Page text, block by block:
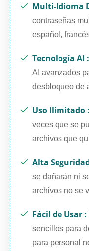
Multi-Idioma
contraseñas
español,
Tecnología AI :
AI avanzados
desbloqueo de
Uso Ilimitado :
veces que se
archivos que
Alta
se dañarán ni
archivos no se
Fácil de Usar :
sencillos para
para personal